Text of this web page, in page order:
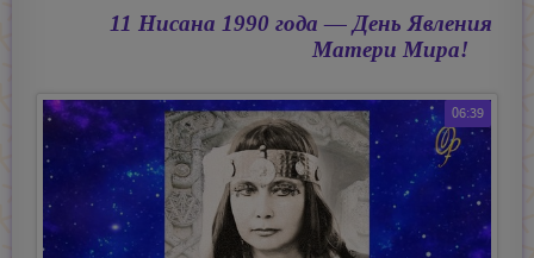
11 Нисана 1990 года — День Явления
Матери Мира!
06:39